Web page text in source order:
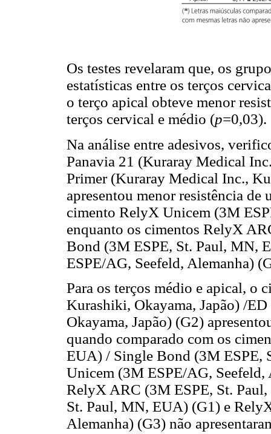
Os testes revelaram que, os
estatísticas entre os terços
o terço apical obteve menor
terços cervical e médio (p=0,03).
Na análise entre adesivos,
Panavia 21 (Kuraray Medical
Primer (Kuraray Medical Inc.,
apresentou menor resistência de
cimento RelyX Unicem (3M
enquanto os cimentos RelyX
Bond (3M ESPE, St. Paul, MN,
ESPE/AG, Seefeld, Alemanha)
Para os terços médio e apical, o
Kurashiki, Okayama, Japão) /
Okayama, Japão) (G2)
quando comparado com os
EUA) / Single Bond (3M ESPE,
Unicem (3M ESPE/AG,
RelyX ARC (3M ESPE, St.
St. Paul, MN, EUA) (G1) e
Alemanha) (G3) não